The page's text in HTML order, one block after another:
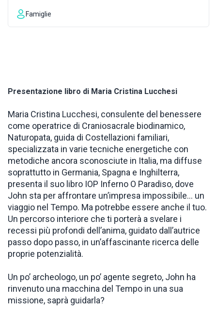
Famiglie
Presentazione libro di Maria Cristina Lucchesi
Maria Cristina Lucchesi, consulente del benessere
come operatrice di Craniosacrale biodinamico,
Naturopata, guida di Costellazioni familiari,
specializzata in varie tecniche energetiche con
metodiche ancora sconosciute in Italia, ma diffuse
soprattutto in Germania, Spagna e Inghilterra,
presenta il suo libro IOP Inferno O Paradiso, dove
John sta per affrontare un’impresa impossibile… un
viaggio nel Tempo. Ma potrebbe essere anche il tuo.
Un percorso interiore che ti porterà a svelare i
recessi più profondi dell’anima, guidato dall’autrice
passo dopo passo, in un’affascinante ricerca delle
proprie potenzialità.
Un po’ archeologo, un po’ agente segreto, John ha
rinvenuto una macchina del Tempo in una sua
missione, saprà guidarla?